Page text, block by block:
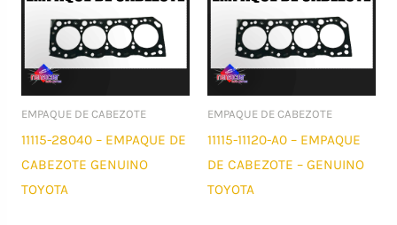
EMPAQUE DE CABEZOTE
11115-28040 – EMPAQUE DE
CABEZOTE GENUINO
TOYOTA
EMPAQUE DE CABEZOTE
11115-11120-A0 – EMPAQUE
DE CABEZOTE – GENUINO
TOYOTA